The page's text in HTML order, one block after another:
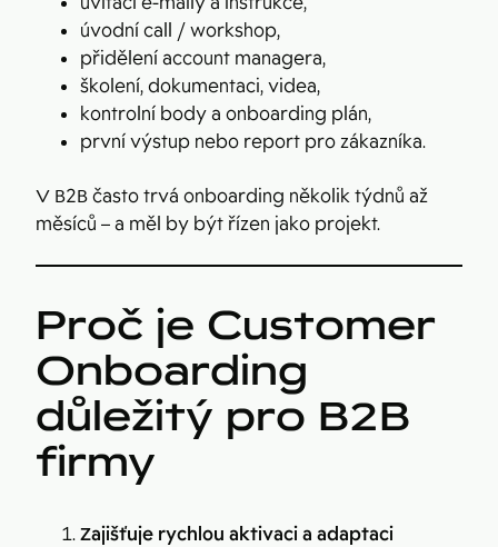
úvodní call / workshop,
přidělení account managera,
školení, dokumentaci, videa,
kontrolní body a onboarding plán,
první výstup nebo report pro zákazníka.
V B2B často trvá onboarding několik týdnů až
měsíců – a měl by být řízen jako projekt.
Proč je Customer
Onboarding
důležitý pro B2B
firmy
Zajišťuje rychlou aktivaci a adaptaci